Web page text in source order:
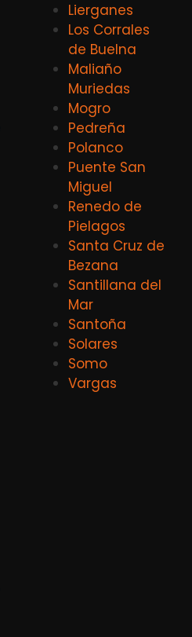
Lierganes
Los Corrales
de Buelna
Maliaño
Muriedas
Mogro
Pedreña
Polanco
Puente San
Miguel
Renedo de
Pielagos
Santa Cruz de
Bezana
Santillana del
Mar
Santoña
Solares
Somo
Vargas